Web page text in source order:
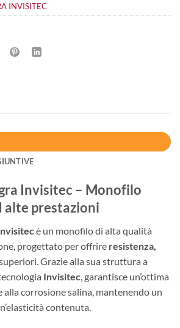
INVISITEC
Invisitec – Monofilo
alte prestazioni
è un monofilo di alta qualità
progettato per offrire resistenza,
Grazie alla sua struttura a
Invisitec, garantisce un’ottima
alla corrosione salina, mantenendo un
contenuta.